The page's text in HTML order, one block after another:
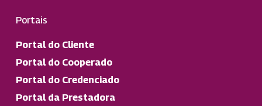
Portais
Portal do Cliente
Portal do Cooperado
Portal do Credenciado
Portal da Prestadora